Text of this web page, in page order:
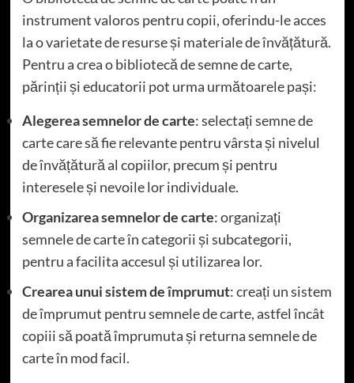
instrument valoros pentru copii, oferindu-le acces
la o varietate de resurse și materiale de învățătură.
Pentru a crea o bibliotecă de semne de carte,
părinții și educatorii pot urma următoarele pași:
Alegerea semnelor de carte: selectați semne de
carte care să fie relevante pentru vârsta și nivelul
de învățătură al copiilor, precum și pentru
interesele și nevoile lor individuale.
Organizarea semnelor de carte: organizați
semnele de carte în categorii și subcategorii,
pentru a facilita accesul și utilizarea lor.
Crearea unui sistem de împrumut: creați un sistem
de împrumut pentru semnele de carte, astfel încât
copiii să poată împrumuta și returna semnele de
carte în mod facil.